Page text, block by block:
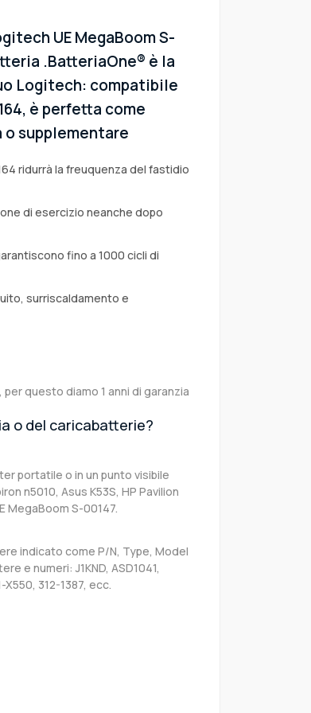
UE MegaBoom S-
.BatteriaOne® è la
Logitech: compatibile
è perfetta come
supplementare
ridurrà la freuquenza del fastidio
di esercizio neanche dopo
fino a 1000 cicli di
surriscaldamento e
questo diamo 1 anni di garanzia
o del caricabatterie?
portatile o in un punto visibile
n5010, Asus K53S, HP Pavilion
MegaBoom S-00147.
indicato come P/N, Type, Model
e numeri: J1KND, ASD1041,
X550, 312-1387, ecc.